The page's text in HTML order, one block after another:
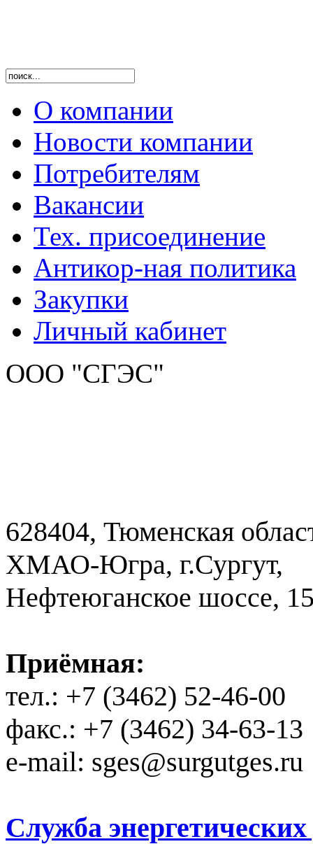
О компании
Новости компании
Потребителям
Вакансии
Тех. присоединение
Антикор-ная политика
Закупки
Личный кабинет
ООО "СГЭС"
628404, Тюменская
ХМАО-Югра, г.Сургут,
Нефтеюганское шоссе,
Приёмная:
тел.: +7 (3462) 52-46-00
факс.: +7 (3462) 34-63-13
e-mail: sges@surgutges.ru
Служба